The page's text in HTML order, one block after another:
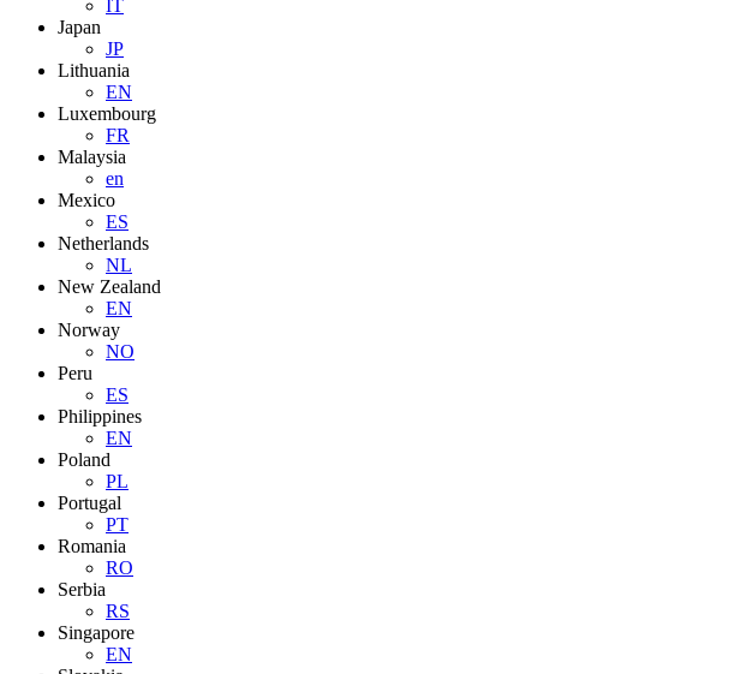
IT
Japan
JP
Lithuania
EN
Luxembourg
FR
Malaysia
en
Mexico
ES
Netherlands
NL
New Zealand
EN
Norway
NO
Peru
ES
Philippines
EN
Poland
PL
Portugal
PT
Romania
RO
Serbia
RS
Singapore
EN